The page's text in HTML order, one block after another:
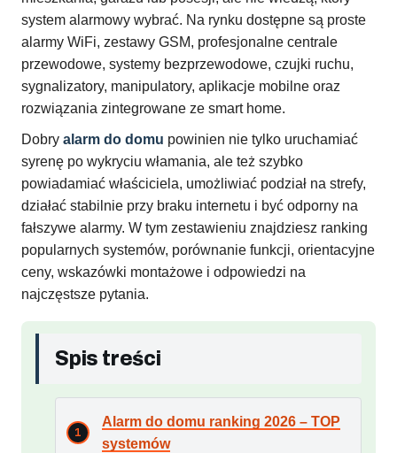
system alarmowy wybrać. Na rynku dostępne są proste
alarmy WiFi, zestawy GSM, profesjonalne centrale
przewodowe, systemy bezprzewodowe, czujki ruchu,
sygnalizatory, manipulatory, aplikacje mobilne oraz
rozwiązania zintegrowane ze smart home.
Dobry alarm do domu powinien nie tylko uruchamiać
syrenę po wykryciu włamania, ale też szybko
powiadamiać właściciela, umożliwiać podział na strefy,
działać stabilnie przy braku internetu i być odporny na
fałszywe alarmy. W tym zestawieniu znajdziesz ranking
popularnych systemów, porównanie funkcji, orientacyjne
ceny, wskazówki montażowe i odpowiedzi na
najczęstsze pytania.
Spis treści
Alarm do domu ranking 2026 – TOP
systemów